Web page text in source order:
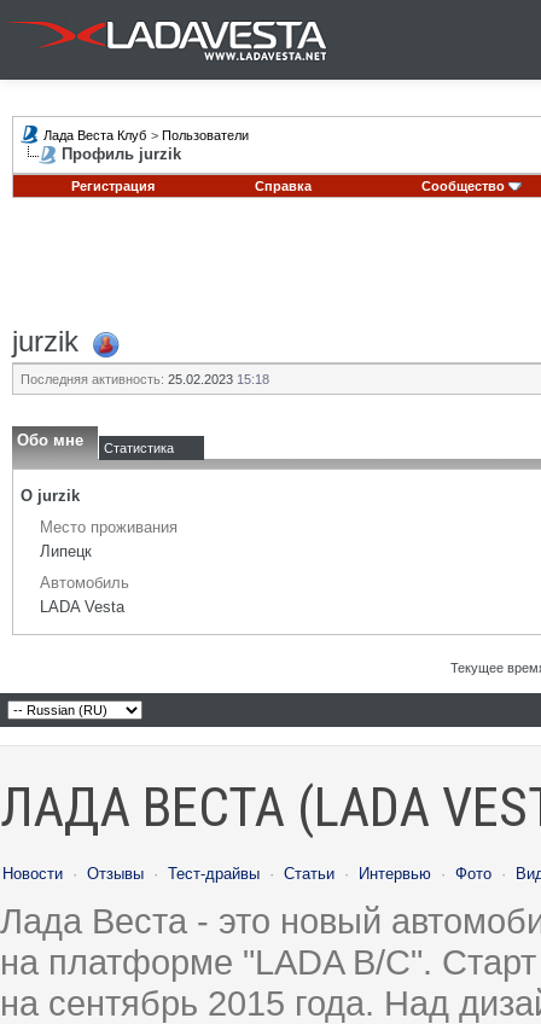
Лада Веста Клуб > Пользователи
Профиль jurzik
Регистрация Справка Сообщество
jurzik
Последняя активность: 25.02.2023 15:18
Обо мне Статистика
О jurzik
Место проживания
Липецк
Автомобиль
LADA Vesta
Текущее
ЛАДА ВЕСТА (LADA
Новости · Отзывы · Тест-драйвы · Статьи · Интервью · Фото ·
Лада Веста - это новый
на платформе "LADA B/C".
на сентябрь 2015 года. Над